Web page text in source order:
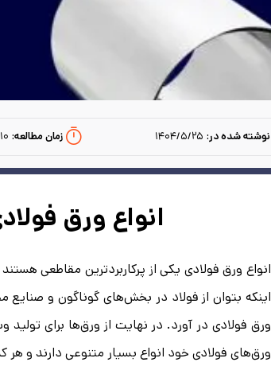
نوشته شده در: ۱۴۰۴/۵/۲۵ زمان مطالعه:‌ ۱۰
انواع ورق
انواع ورق فولادی یکی از پرکاربردترین مقاطعی
اینکه بتوان از فولاد در بخش‌های گوناگون و صنایع
ورق فولادی در آورد. در نهایت از ورق‌ها برای
ورق‌های فولادی خود انواع بسیار متنوعی دارند و هر